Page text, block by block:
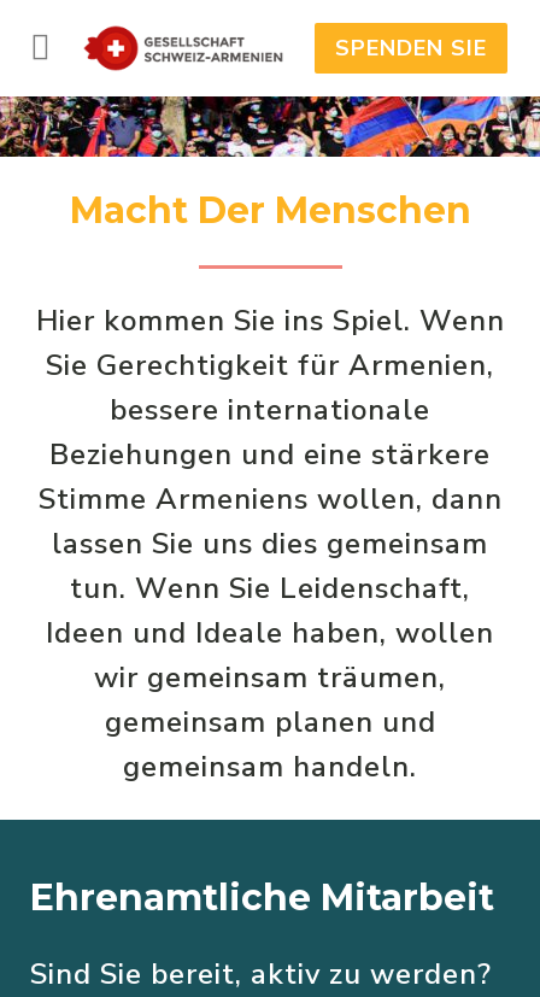
SPENDEN SIE
Macht Der Menschen
Hier kommen Sie ins Spiel. Wenn
Sie Gerechtigkeit für Armenien,
bessere internationale
Beziehungen und eine stärkere
Stimme Armeniens wollen, dann
lassen Sie uns dies gemeinsam
tun. Wenn Sie Leidenschaft,
Ideen und Ideale haben, wollen
wir gemeinsam träumen,
gemeinsam planen und
gemeinsam handeln.
Ehrenamtliche Mitarbeit
Sind Sie bereit, aktiv zu werden?